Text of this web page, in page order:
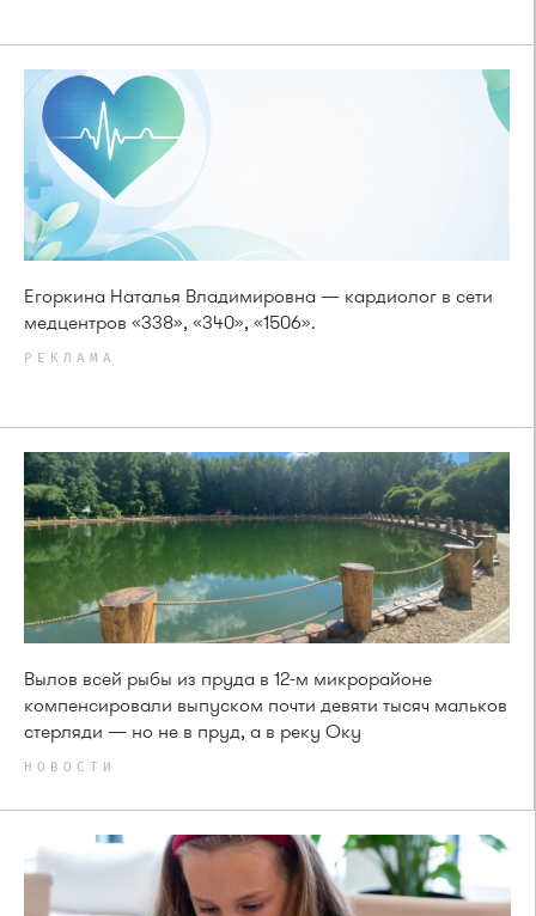
Егоркина Наталья Владимировна — кардиолог в сети
медцентров «338», «340», «1506».
РЕКЛАМА
Вылов всей рыбы из пруда в 12-м микрорайоне
компенсировали выпуском почти девяти тысяч мальков
стерляди — но не в пруд, а в реку Оку
НОВОСТИ